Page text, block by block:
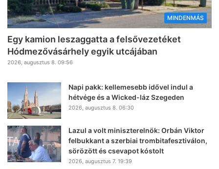
MINDENMÁS
Egy kamion leszaggatta a felsővezetéket
Hódmezővásárhely egyik utcájában
2026, augusztus 8. 09:56
Napi pakk: kellemesebb idővel indul a
hétvége és a Wicked-láz Szegeden
2026, augusztus 8. 06:30
Lazul a volt miniszterelnök: Orbán Viktor
felbukkant a szerbiai trombitafesztiválon,
sörözött és csevapot kóstolt
2026, augusztus 7. 19:39